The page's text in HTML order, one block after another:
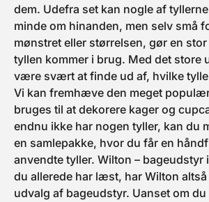
dem. Udefra set kan nogle af
minde om hinanden, men selv små
mønstret eller størrelsen, gør en
tyllen kommer i brug. Med det store
være svært at finde ud af, hvilke
Vi kan fremhæve den meget
bruges til at dekorere kager og
endnu ikke har nogen tyller, kan du
en samlepakke, hvor du får en
anvendte tyller. Wilton – bageudstyr
du allerede har læst, har Wilton
udvalg af bageudstyr. Uanset om